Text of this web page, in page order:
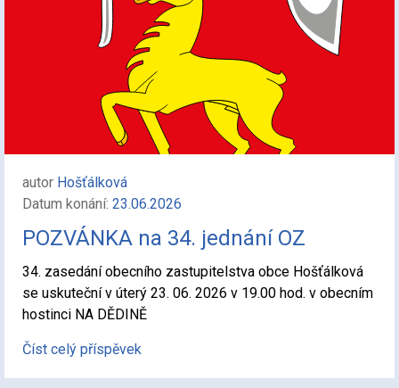
autor Hošťálková
Datum konání: 23.06.2026
POZVÁNKA na 34. jednání OZ
34. zasedání obecního zastupitelstva obce Hošťálková
se uskuteční v úterý 23. 06. 2026 v 19.00 hod. v obecním
hostinci NA DĚDINĚ
Číst celý příspěvek